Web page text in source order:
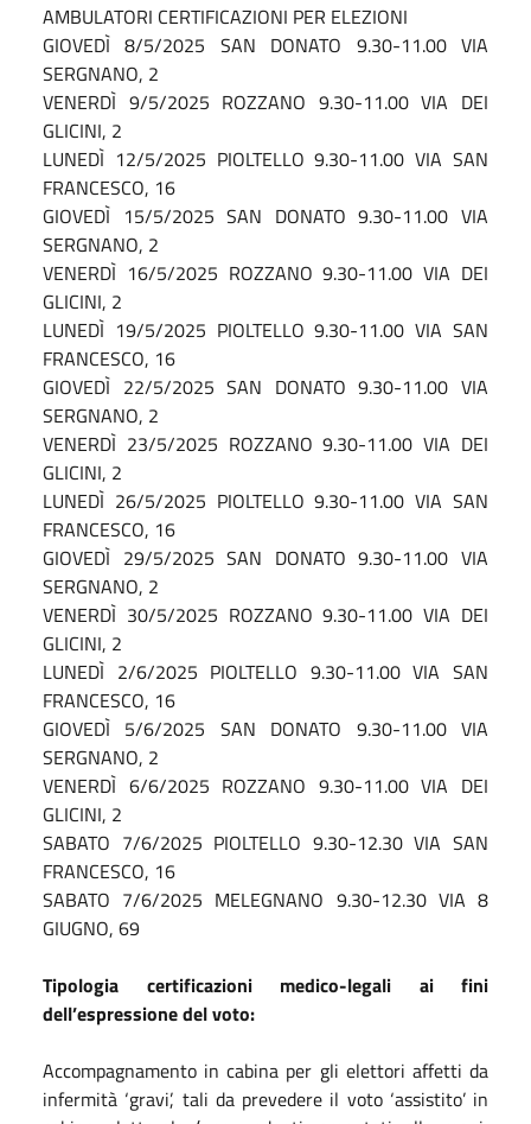
AMBULATORI CERTIFICAZIONI PER ELEZIONI
GIOVEDÌ 8/5/2025 SAN DONATO 9.30-11.00 VIA
SERGNANO, 2
VENERDÌ 9/5/2025 ROZZANO 9.30-11.00 VIA DEI
GLICINI, 2
LUNEDÌ 12/5/2025 PIOLTELLO 9.30-11.00 VIA SAN
FRANCESCO, 16
GIOVEDÌ 15/5/2025 SAN DONATO 9.30-11.00 VIA
SERGNANO, 2
VENERDÌ 16/5/2025 ROZZANO 9.30-11.00 VIA DEI
GLICINI, 2
LUNEDÌ 19/5/2025 PIOLTELLO 9.30-11.00 VIA SAN
FRANCESCO, 16
GIOVEDÌ 22/5/2025 SAN DONATO 9.30-11.00 VIA
SERGNANO, 2
VENERDÌ 23/5/2025 ROZZANO 9.30-11.00 VIA DEI
GLICINI, 2
LUNEDÌ 26/5/2025 PIOLTELLO 9.30-11.00 VIA SAN
FRANCESCO, 16
GIOVEDÌ 29/5/2025 SAN DONATO 9.30-11.00 VIA
SERGNANO, 2
VENERDÌ 30/5/2025 ROZZANO 9.30-11.00 VIA DEI
GLICINI, 2
LUNEDÌ 2/6/2025 PIOLTELLO 9.30-11.00 VIA SAN
FRANCESCO, 16
GIOVEDÌ 5/6/2025 SAN DONATO 9.30-11.00 VIA
SERGNANO, 2
VENERDÌ 6/6/2025 ROZZANO 9.30-11.00 VIA DEI
GLICINI, 2
SABATO 7/6/2025 PIOLTELLO 9.30-12.30 VIA SAN
FRANCESCO, 16
SABATO 7/6/2025 MELEGNANO 9.30-12.30 VIA 8
GIUGNO, 69
Tipologia certificazioni medico-legali ai fini
dell’espressione del voto:
Accompagnamento in cabina per gli elettori affetti da
infermità ‘gravi’, tali da prevedere il voto ‘assistito’ in